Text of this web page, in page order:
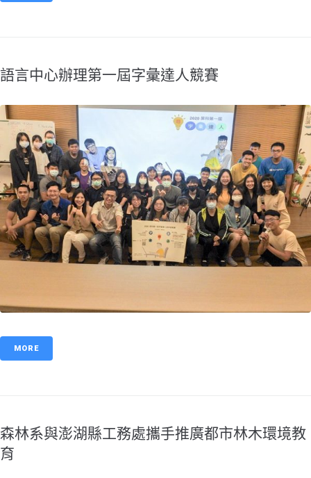
語言中心辦理第一屆字彙達人競賽
MORE
森林系與澎湖縣工務處攜手推廣都市林木環境教
育